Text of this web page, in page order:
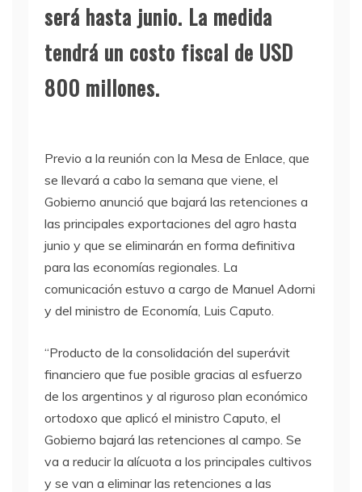
será hasta junio. La medida
tendrá un costo fiscal de USD
800 millones.
Previo a la reunión con la Mesa de Enlace, que
se llevará a cabo la semana que viene, el
Gobierno anunció que bajará las retenciones a
las principales exportaciones del agro hasta
junio y que se eliminarán en forma definitiva
para las economías regionales. La
comunicación estuvo a cargo de Manuel Adorni
y del ministro de Economía, Luis Caputo.
“Producto de la consolidación del superávit
financiero que fue posible gracias al esfuerzo
de los argentinos y al riguroso plan económico
ortodoxo que aplicó el ministro Caputo, el
Gobierno bajará las retenciones al campo. Se
va a reducir la alícuota a los principales cultivos
y se van a eliminar las retenciones a las